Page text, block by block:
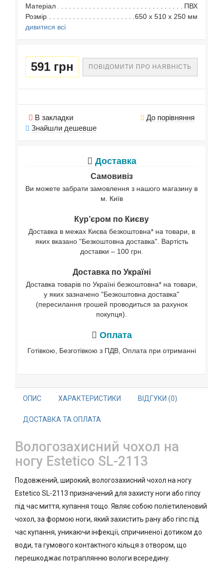
Матеріал
ПВХ
Розмір
650 x 510 x 250 мм
дивитися всі
591 грн ПОВІДОМИТИ ПРО НАЯВНІСТЬ
В закладки
До порівняння
Знайшли дешевше
Доставка
Самовивіз
Ви можете забрати замовлення з нашого магазину в
м. Київ
Кур’єром по Києву
Доставка в межах Києва безкоштовна* на товари, в
яких вказано "Безкоштовна доставка". Вартість
доставки – 100 грн.
Доставка по Україні
Доставка товарів по Україні безкоштовна* на товари,
у яких зазначено "Безкоштовна доставка"
(пересилання грошей проводиться за рахунок
покупця).
Оплата
Готівкою, Безготівкою з ПДВ, Оплата при отриманні
ОПИС ХАРАКТЕРИСТИКИ ВІДГУКИ (0)
ДОСТАВКА ТА ОПЛАТА
Вологозахисний чохол на
ногу Estetico SL-2113
Подовжений, широкий, вологозахисний чохол на ногу
Estetico SL-2113 призначений для захисту ноги або гіпсу
під час миття, купання тощо. Являє собою поліетиленовий
чохол, за формою ноги, який захистить рану або гіпс під
час купання, уникаючи інфекції, спричиненої дотиком до
води, та гумового контактного кільця з отвором, що
перешкоджає потраплянню вологи всередину.